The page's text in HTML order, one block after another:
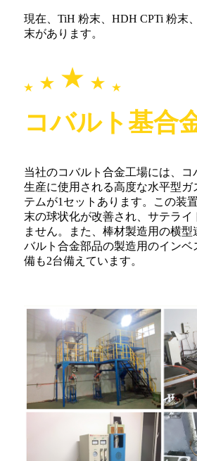
現在、TiH 粉末、HDH CPTi 粉末
末があります。
コバルト基合
当社のコバルト合金工場には、コ
生産に使用される高度な水平型ガ
テムが1セットあります。この装
末の球状化が改善され、サテライ
ません。また、棒材製造用の横型
バルト合金部品の製造用のインベ
備も2台備えています。